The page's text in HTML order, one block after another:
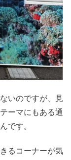
いのですが、見
ーマにもある通
です。
るコーナーが気